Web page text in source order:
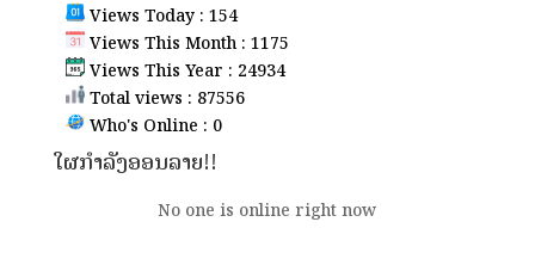
Views Today : 154
Views This Month : 1175
Views This Year : 24934
Total views : 87556
Who's Online : 0
ໃຜກຳລັງອອນລາຍ!!
No one is online right now